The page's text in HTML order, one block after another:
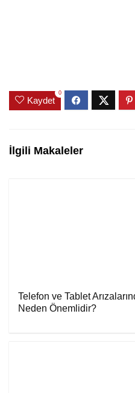
Kaydet
0
İlgili Makaleler
Telefon ve Tablet
Neden Önemlidir?